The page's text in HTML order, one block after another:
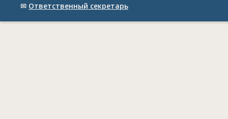
✉ Ответственный cекретарь